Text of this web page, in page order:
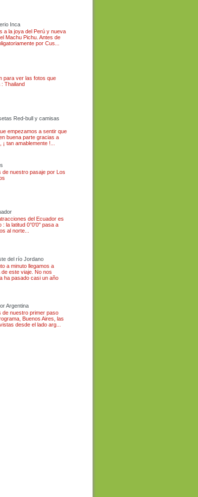
Inca
a la joya del Perú y nueva
Machu Pichu. Antes de
por Cus...
para ver las fotos que
Thailand
Red-bull y camisas
empezamos a sentir que
buena parte gracias a
tan amablemente !...
de nuestro pasaje por Los
del Ecuador es
: la latitud 0°0'0'' pasa a
al norte...
del río Jordano
a minuto llegamos a
este viaje. No nos
ha pasado casi un año
Argentina
de nuestro primer paso
Buenos Aires, las
desde el lado arg...